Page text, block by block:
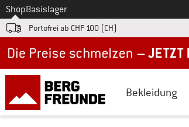
Zum
ShopBasislager
Portofrei ab CHF 100 (CH)
Bekleidung